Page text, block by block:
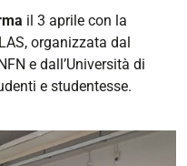
il 3 aprile con la
organizzata dal
e dall’Università di
e studentesse.